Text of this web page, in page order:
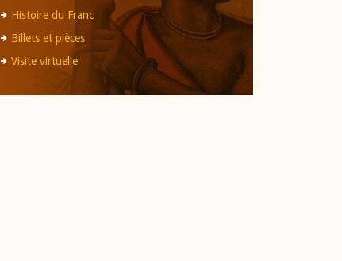
Histoire du Franc
Billets et pièces
Visite virtuelle